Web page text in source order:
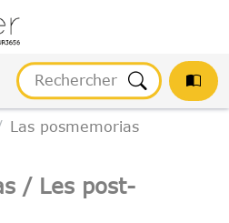
Las posmemorias
/ Les post-